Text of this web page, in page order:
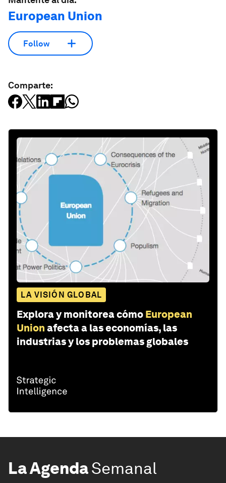
European Union
Follow
Comparte:
LA VISIÓN GLOBAL
Explora y monitorea cómo European
Union afecta a las economías, las
industrias y los problemas globales
La AgendaSemanal